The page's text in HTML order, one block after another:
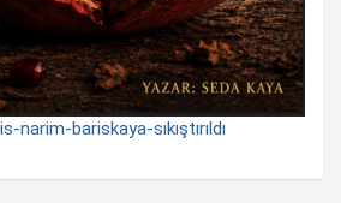
bariskaya-sıkıştırıldı